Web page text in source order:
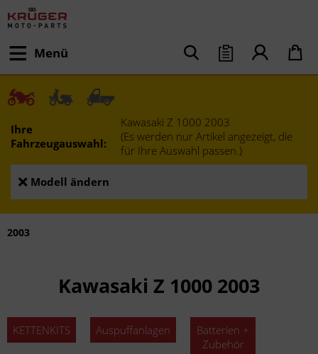
Menü
Ihre
Fahrzeugauswahl:
Kawasaki Z 1000 2003
(Es werden nur Artikel angezeigt, die
für Ihre Auswahl passen.)
Modell ändern
2003
Kawasaki Z 1000 2003
KETTENKITS Auspuffanlagen
Batterien +
Zubehör